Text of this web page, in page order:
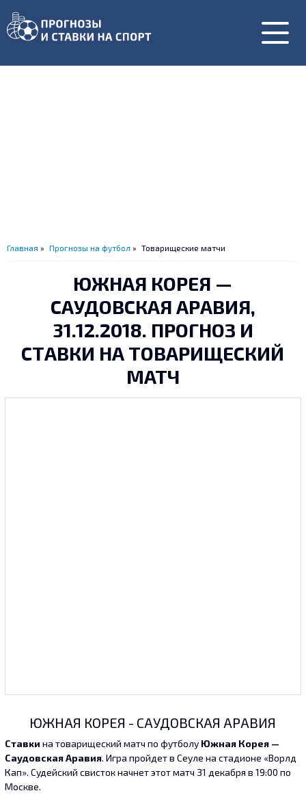
Главная » Прогнозы на футбол » Товарищеские матчи
ЮЖНАЯ КОРЕЯ —
САУДОВСКАЯ АРАВИЯ,
31.12.2018. ПРОГНОЗ И
СТАВКИ НА ТОВАРИЩЕСКИЙ
МАТЧ
ЮЖНАЯ КОРЕЯ - САУДОВСКАЯ АРАВИЯ
Ставки на товарищеский матч по футболу Южная Корея —
Саудовская Аравия. Игра пройдет в Сеуле на стадионе «Ворлд
Кап». Судейский свисток начнет этот матч 31 декабря в 19:00 по
Москве.